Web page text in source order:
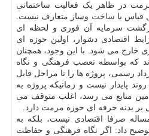
در ظاهر یک فعالیت ساختمانی
قیاس با ساخت وساز متعارف نیست.
سرمایه آن فوری و لحظه ای
اقتصادی دشوار، اولین حوزه ای
خارج می شود. با این وجود، همچنان
که بواسطه تعصب فرهنگی و نگاه
رسمی، پروژه ها را تا مراحل قابل
پایدار نیست و زمانیکه پروژه به
منابع می رسد، اغلب متوقف می
بر بدنه حرفه ای حوزه مرمت دارد.
مساله صرفا اقتصادی نیست، بلکه به
داد: اگر نگاه فرهنگی و حفاظت